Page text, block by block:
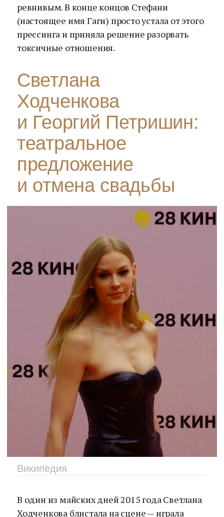
ревнивым. В конце концов Стефани
(настоящее имя Гаги) просто устала от этого
прессинга и приняла решение разорвать
токсичные отношения.
Светлана
Ходченкова
и Георгий Петришин:
театральное
предложение
и отмена свадьбы
Википедия
В один из майских дней 2015 года Светлана
Ходченкова блистала на сцене — играла